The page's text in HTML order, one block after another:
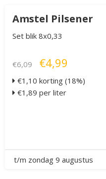
Amstel Pilsener
Set blik 8x0,33
€6,09 €4,99
€1,10 korting (18%)
€1,89 per liter
t/m zondag 9 augustus